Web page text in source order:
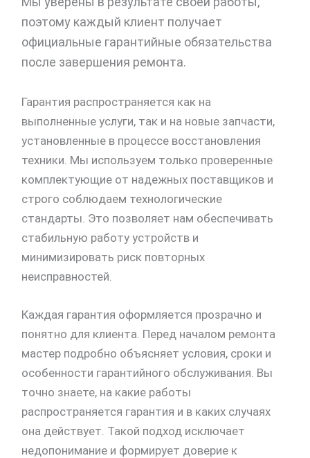
поэтому каждый клиент получает
официальные гарантийные обязательства
после завершения ремонта.
Гарантия распространяется как на
выполненные услуги, так и на новые запчасти,
установленные в процессе восстановления
техники. Мы используем только проверенные
комплектующие от надежных поставщиков и
строго соблюдаем технологические
стандарты. Это позволяет нам обеспечивать
стабильную работу устройств и
минимизировать риск повторных
неисправностей.
Каждая гарантия оформляется прозрачно и
понятно для клиента. Перед началом ремонта
мастер подробно объясняет условия, сроки и
особенности гарантийного обслуживания. Вы
точно знаете, на какие работы
распространяется гарантия и в каких случаях
она действует. Такой подход исключает
недопонимание и формирует доверие к